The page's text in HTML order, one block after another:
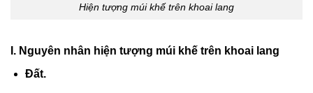
Hiện tượng múi khế trên khoai lang
I. Nguyên nhân hiện tượng múi khế trên khoai lang
Đất.